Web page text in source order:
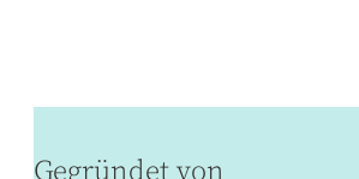
Gegründet von